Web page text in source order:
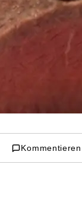
Kommentieren